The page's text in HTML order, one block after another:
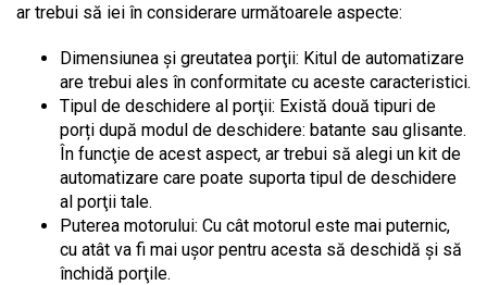
ar trebui să iei în considerare următoarele aspecte:
Dimensiunea şi greutatea porţii: Kitul de automatizare
are trebui ales în conformitate cu aceste caracteristici.
Tipul de deschidere al porţii: Există două tipuri de
porți după modul de deschidere: batante sau glisante.
În funcţie de acest aspect, ar trebui să alegi un kit de
automatizare care poate suporta tipul de deschidere
al porţii tale.
Puterea motorului: Cu cât motorul este mai puternic,
cu atât va fi mai uşor pentru acesta să deschidă şi să
închidă porţile.